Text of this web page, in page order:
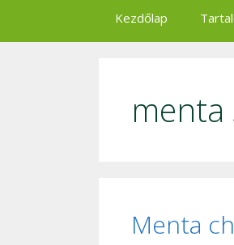
Kezdőlap
menta
Menta